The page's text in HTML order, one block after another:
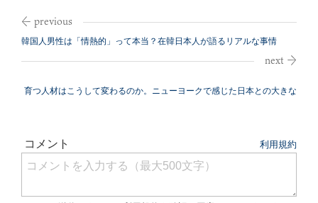
韓国人男性は「情熱的」って本当？在韓日本人が語るリアルな事情
育つ人材はこうして変わるのか。ニューヨークで感じた日本との大きな